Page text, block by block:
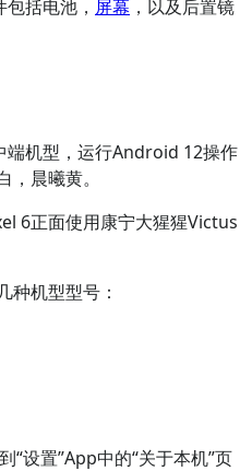
括电池， 屏幕 ，以及后置镜
端机型，运行Android 12操作
晨曦黄。
6正面使用康宁大猩猩Victus
种机型型号：
“设置”App中的“关于本机”页